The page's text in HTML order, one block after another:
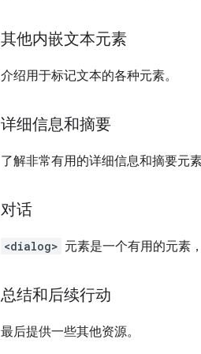
其他内嵌文本元素
介绍用于标记文本的各种元素。
详细信息和摘要
了解非常有用的详细信息和摘要元
对话
<dialog> 元素是一个有用的元素
总结和后续行动
最后提供一些其他资源。